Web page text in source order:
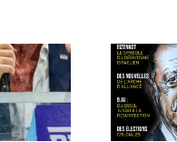
L’EDITORIAL
d’ANDRE
DARMON AOUT
2026